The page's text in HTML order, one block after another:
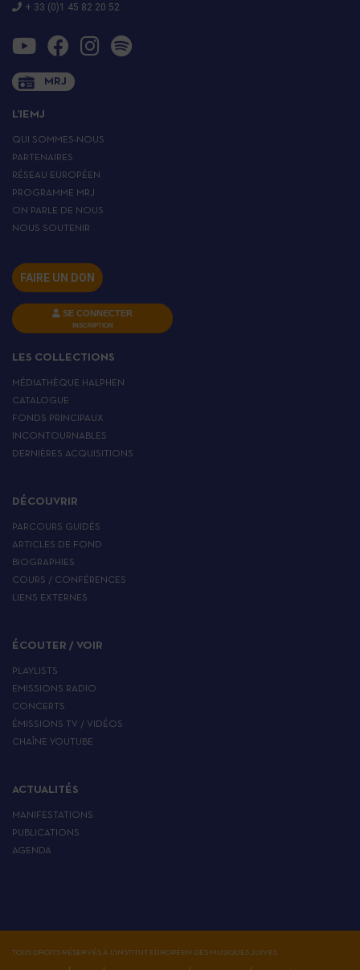
+ 33 (0)1 45 82 20 52
MRJ
L’IEMJ
QUI SOMMES-NOUS
PARTENAIRES
RÉSEAU EUROPÉEN
PROGRAMME MRJ
ON PARLE DE NOUS
NOUS SOUTENIR
FAIRE UN DON
SE CONNECTER
INSCRIPTION
LES COLLECTIONS
MÉDIATHÈQUE HALPHEN
CATALOGUE
FONDS PRINCIPAUX
INCONTOURNABLES
DERNIÈRES ACQUISITIONS
DÉCOUVRIR
PARCOURS GUIDÉS
ARTICLES DE FOND
BIOGRAPHIES
COURS / CONFÉRENCES
LIENS EXTERNES
ÉCOUTER / VOIR
PLAYLISTS
EMISSIONS RADIO
CONCERTS
ÉMISSIONS TV / VIDÉOS
CHAÎNE YOUTUBE
ACTUALITÉS
MANIFESTATIONS
PUBLICATIONS
AGENDA
TOUS DROITS RÉSERVÉS À L'INSTITUT EUROPÉEN DES MUSIQUES JUIVES